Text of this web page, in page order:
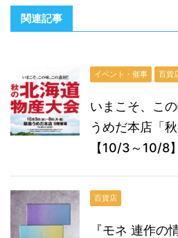
関連記事
イベント・催事 百貨
いまこそ、こ
うめだ本店「
【10/3～10/8】
百貨店
『モネ 連作の